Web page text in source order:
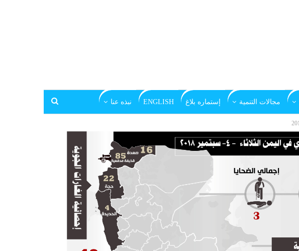
مجالات التنمية إستماره بلاغ ENGLISH نبذه عنا